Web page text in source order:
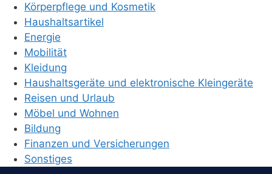
Körperpflege und Kosmetik
Haushaltsartikel
Energie
Mobilität
Kleidung
Haushaltsgeräte und elektronische Kleingeräte
Reisen und Urlaub
Möbel und Wohnen
Bildung
Finanzen und Versicherungen
Sonstiges